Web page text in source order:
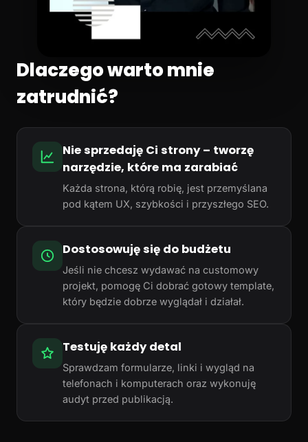
Dlaczego warto mnie
zatrudnić?
Nie sprzedaję Ci strony – tworzę
narzędzie, które ma zarabiać
Każda strona, którą robię, jest przemyślana
pod kątem UX, szybkości i przyszłego SEO.
Dostosowuję się do budżetu
Jeśli nie chcesz wydawać na customowy
projekt, pomogę Ci dobrać gotowy template,
który będzie dobrze wyglądał i działał.
Testuję każdy detal
Sprawdzam formularze, linki i wygląd na
telefonach i komputerach oraz wykonuję
audyt przed publikacją.